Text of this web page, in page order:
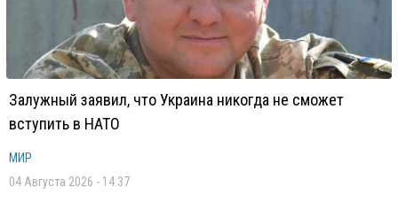
Залужный заявил, что Украина никогда не сможет
вступить в НАТО
МИР
04 Августа 2026 - 14:37